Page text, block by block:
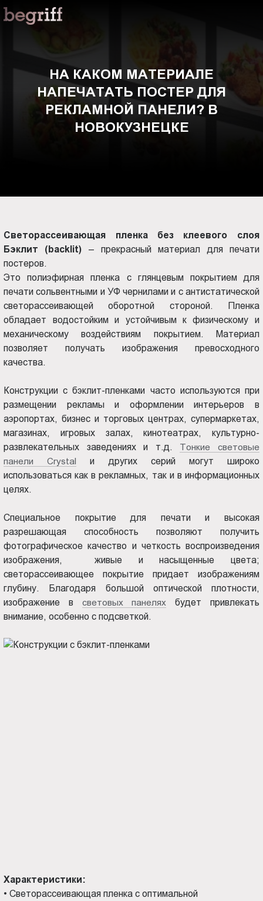
На
каком
материале
напечатать
в
Новокузнецке
НА КАКОМ МАТЕРИАЛЕ
НАПЕЧАТАТЬ ПОСТЕР ДЛЯ
РЕКЛАМНОЙ ПАНЕЛИ? В
НОВОКУЗНЕЦКЕ
Светорассеивающая пленка без клеевого слоя
Бэклит (backlit) – прекрасный материал для печати
постеров.
Это полиэфирная пленка с глянцевым покрытием для
печати сольвентными и УФ чернилами и с антистатической
светорассеивающей оборотной стороной. Пленка
обладает водостойким и устойчивым к физическому и
механическому воздействиям покрытием. Материал
позволяет получать изображения превосходного
качества.
Конструкции с бэклит-пленками часто используются при
размещении рекламы и оформлении интерьеров в
аэропортах, бизнес и торговых центрах, супермаркетах,
магазинах, игровых залах, кинотеатрах, культурно-
развлекательных заведениях и т.д. Тонкие световые
панели Crystal и других серий могут широко
использоваться как в рекламных, так и в информационных
целях.
Специальное покрытие для печати и высокая
разрешающая способность позволяют получить
фотографическое качество и четкость воспроизведения
изображения, живые и насыщенные цвета;
светорассеивающее покрытие придает изображениям
глубину. Благодаря большой оптической плотности,
изображение в световых панелях будет привлекать
внимание, особенно с подсветкой.
Характеристики:
• Светорассеивающая пленка с оптимальной
ООО
"Компания
+73433454747
RUB
Пн.-
Пт.:
9.00-
18.00
Сб.,
Вс.:
выходной